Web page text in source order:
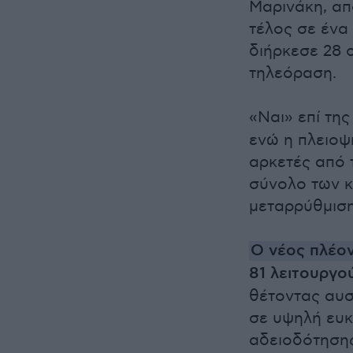
Μαρινάκη,
τέλος σε
διήρκεσε 28
τηλεόραση.
«Ναι» επί
ενώ η
αρκετές από
σύνολο των
Ο νέος
81
θέτοντας
σε υψηλή